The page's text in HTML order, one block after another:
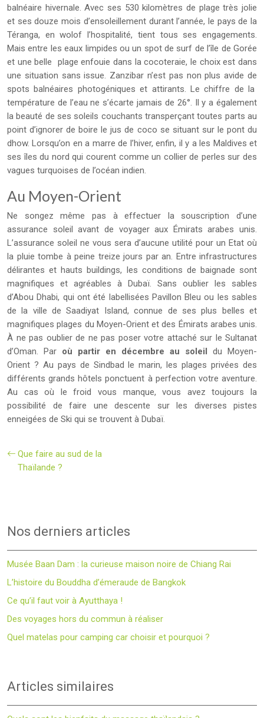
balnéaire hivernale. Avec ses 530 kilomètres de plage très jolie
et ses douze mois d’ensoleillement durant l’année, le pays de la
Téranga, en wolof l’hospitalité, tient tous ses engagements.
Mais entre les eaux limpides ou un spot de surf de l’île de Gorée
et une belle plage enfouie dans la cocoteraie, le choix est dans
une situation sans issue. Zanzibar n’est pas non plus avide de
spots balnéaires photogéniques et attirants. Le chiffre de la
température de l’eau ne s’écarte jamais de 26°. Il y a également
la beauté de ses soleils couchants transperçant toutes parts au
point d’ignorer de boire le jus de coco se situant sur le pont du
dhow. Lorsqu’on en a marre de l’hiver, enfin, il y a les Maldives et
ses îles du nord qui courent comme un collier de perles sur des
vagues turquoises de l’océan indien.
Au Moyen-Orient
Ne songez même pas à effectuer la souscription d’une
assurance soleil avant de voyager aux Émirats arabes unis.
L’assurance soleil ne vous sera d’aucune utilité pour un Etat où
la pluie tombe à peine treize jours par an. Entre infrastructures
délirantes et hauts buildings, les conditions de baignade sont
magnifiques et agréables à Dubaï. Sans oublier les sables
d’Abou Dhabi, qui ont été labellisées Pavillon Bleu ou les sables
de la ville de Saadiyat Island, connue de ses plus belles et
magnifiques plages du Moyen-Orient et des Émirats arabes unis.
À ne pas oublier de ne pas poser votre attaché sur le Sultanat
d’Oman. Par où partir en décembre au soleil du Moyen-
Orient ? Au pays de Sindbad le marin, les plages privées des
différents grands hôtels ponctuent à perfection votre aventure.
Au cas où le froid vous manque, vous avez toujours la
possibilité de faire une descente sur les diverses pistes
enneigées de Ski qui se trouvent à Dubaï.
Que faire au sud de la
Thaïlande ?
Nos derniers articles
Musée Baan Dam : la curieuse maison noire de Chiang Rai
L’histoire du Bouddha d’émeraude de Bangkok
Ce qu’il faut voir à Ayutthaya !
Des voyages hors du commun à réaliser
Quel matelas pour camping car choisir et pourquoi ?
Articles similaires